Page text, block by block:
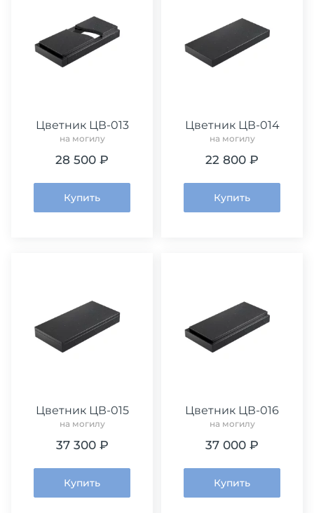
Цветник ЦВ-013
на могилу
28 500 ₽
Купить
Цветник ЦВ-014
на могилу
22 800 ₽
Купить
Цветник ЦВ-015
на могилу
37 300 ₽
Купить
Цветник ЦВ-016
на могилу
37 000 ₽
Купить